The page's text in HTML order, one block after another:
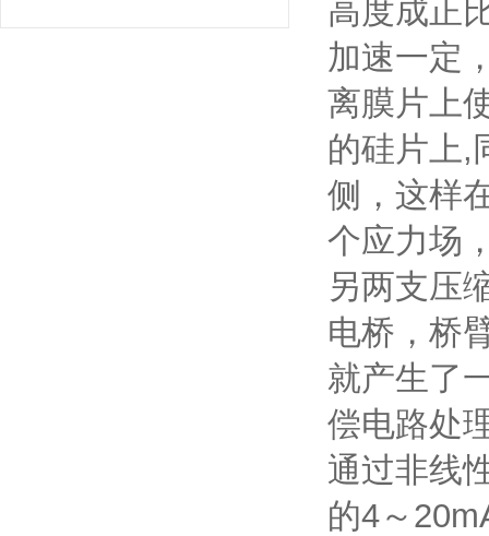
高度成正
加速一定
离膜片上
的硅片上,
侧，这样
个应力场
另两支压
电桥，桥
就产生了
偿电路处
通过非线
的4～